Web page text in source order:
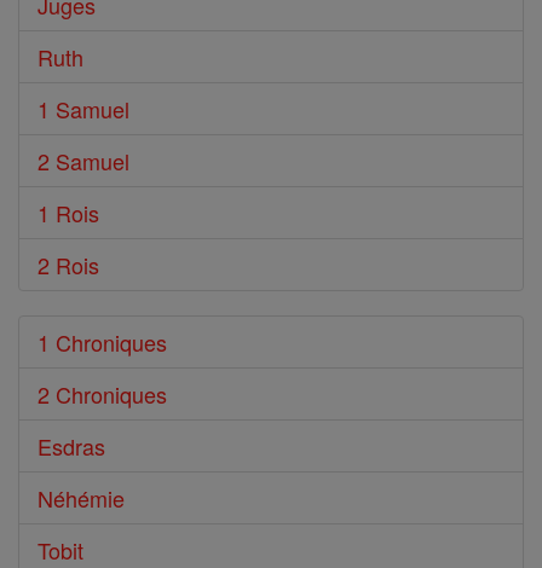
Ruth
1 Samuel
2 Samuel
1 Rois
2 Rois
1 Chroniques
2 Chroniques
Esdras
Néhémie
Tobit